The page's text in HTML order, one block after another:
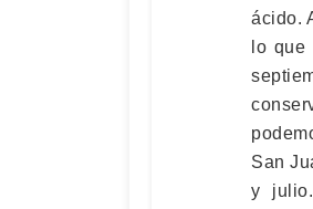
ácido.
lo
San
y